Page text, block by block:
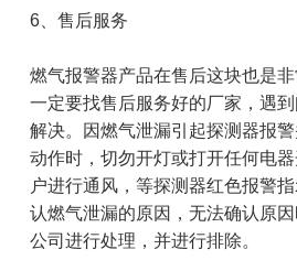
6、售后服务
燃气报警器产品在售后这块也是非
一定要找售后服务好的厂家，遇
解决。因燃气泄漏引起探测器报
动作时，切勿开灯或打开任何电
户进行通风，等探测器红色报警
认燃气泄漏的原因，无法确认原
公司进行处理，并进行排除。